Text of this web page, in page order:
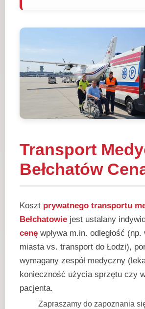
Transport
Bełchatów
Koszt prywatnego transportu
Bełchatowie jest ustalany
cenę wpływa m.in. odległość (np.
miasta vs. transport do Łodzi),
wymagany zespół medyczny
konieczność użycia sprzętu czy
pacjenta.
Zapraszamy do zapoznania